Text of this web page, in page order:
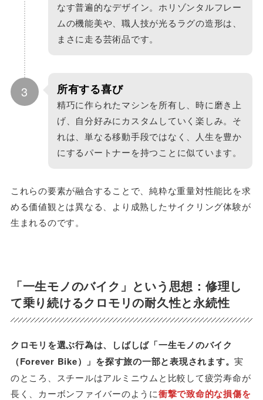
なす普遍的なデザイン。ホリゾンタルフレー
ムの機能美や、職人技が光るラグの造形は、
まさに走る芸術品です。
3 所有する喜び
精巧に作られたマシンを所有し、時に磨き上
げ、自分好みにカスタムしていく楽しみ。そ
れは、単なる移動手段ではなく、人生を豊か
にするパートナーを持つことに似ています。
これらの要素が融合することで、純粋な重量対性能比を求
める価値観とは異なる、より成熟したサイクリング体験が
生まれるのです。
「一生モノのバイク」という思想：修理し
て乗り続けるクロモリの耐久性と永続性
クロモリを選ぶ行為は、しばしば「一生モノのバイク
（Forever Bike）」を探す旅の一部と表現されます。実
のところ、スチールはアルミニウムと比較して疲労寿命が
長く、カーボンファイバーのように衝撃で致命的な損傷を